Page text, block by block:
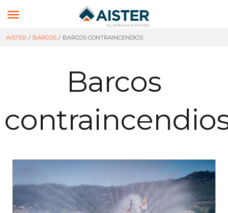

AISTER / BARCOS / BARCOS CONTRAINCENDIOS
Barcos